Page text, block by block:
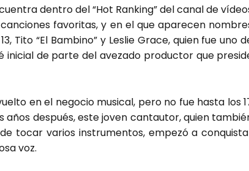
den­tro del “Hot Ran­king” del canal de
favo­ri­tas, y en el que apa­re­cen
Tito “El Bam­bino” y Les­lie Gra­ce, quien fue uno
de par­te del ave­za­do pro­duc­tor que
en el nego­cio musi­cal, pero no fue has­ta los
años des­pués, este joven can­tau­tor, quien
tocar varios ins­tru­men­tos, empe­zó a
voz.